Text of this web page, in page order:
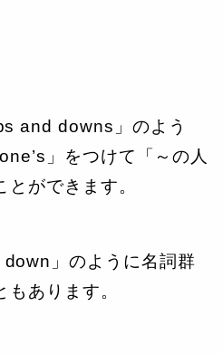
and downs」のよう
」をつけて「～の人
ができます。
」のように名詞群
あります。